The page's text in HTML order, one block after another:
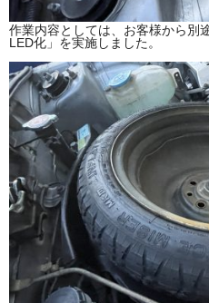
作業内容としては、お客様から別
LED化」を実施しました。